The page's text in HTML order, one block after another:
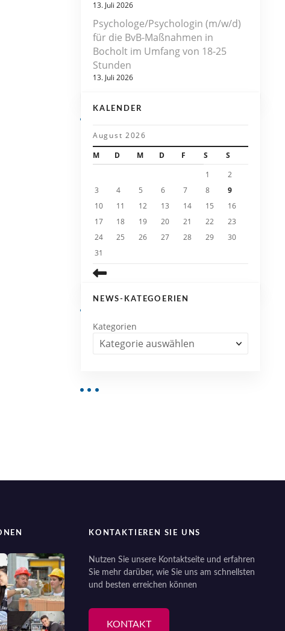
13. Juli 2026
Psychologe/Psychologin (m/w/d)
für die BvB-Maßnahmen in
Bocholt im Umfang von 18-25
Stunden
13. Juli 2026
KALENDER
August 2026
M
D M D F S
S
1
2
3
4 5 6 7 8
9
10
11 12 13 14 15
16
17
18 19 20 21 22
23
24
25 26 27 28 29
30
31
NEWS-KATEGOERIEN
Kategorien
KONTAKTIEREN SIE UNS
Nutzen Sie unsere Kontaktseite und erfahren
Sie mehr darüber, wie Sie uns am schnellsten
und besten erreichen können
KONTAKT